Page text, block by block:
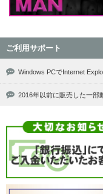
ご利用サポート
Windows PCでInternet
2016年以前に販売した一部